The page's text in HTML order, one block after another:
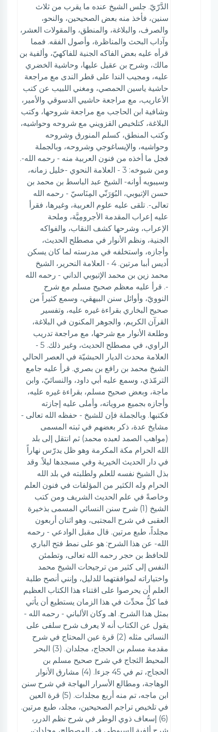
الدَّرّيّ. جلس الشيخ عنده ما يقرب من ثلاث
سنين، فأخذ منه بعض الصحيحين، والنحو،
والصرف، والبلاغة، والمنطق، والمقولات العشر،
وآداب البحث والمناظرة، وأصول الفقه. فمما
قرأه عليه بعض الفاكه الجنية للفاكهيّ، وألفية بن
مالك، وشرح بن عقيل عليها، وحاشية الخضري
عليه، ومجيب الندا على قطر الندى مع مراجعة
حاشية ياسين الحمصي، ومغني اللبيب عن كتب
الأعاريب، مع مراجعة حاشيي الدسوقي والأمير،
وشافية ابن الحاجب مع مراجعة شروحها، وكتب
البلاغة، كتلخيص القزويني مع شروحه وحواشيه،
وكتب المنطق، كسلم المنورق وشروحه
وحواشيه، والإيساغوجي وشروحه، وبالجملة
فجل ما أخذه من فنون العربية منه - رحمه الله-.
ومن شيوخه: 3 - العلامة النحوي -خليل زمانه،
وسيبويه أوانه- الشيخ عبد الباسط بن محمد بن
حسن الإتيوبي، البُوَرَنّي المِنَاسيّ - رحمه الله
تعالى-. تلقى عليه علوم العربية، وغيرها، فقرأ
عليه إعراب المقدمة الأجرومِيَّة، وملحة
الإعراب، وشرحها كشف النقاب، والفواكه
الجنية، ونظم الأنوار في مصطلح الحديث،
وأجازه، واستخلفه في مدرسته لما كان يسكن
أديس أببا مرتين. 4 - العلامة النحرير، الشيخ
محمد زين بن محمد الإتيوبي الداني - رحمه الله
-. قرأ عليه معظم صحيح مسلم مع شرح
النوويّ، وأوائل سنن البيهقي، وسمع كثيراً من
صحيح البخاري بقراءة غيره عليه، وتفسير
القرآن الكريم، والجوهر المكنون في البلاغة،
وطلعة الأنوار مع شرحها، مع مراجعة تدريب
الراوي، في مصطلح الحديث، وغير ذلك. 5 -
العلامة محدث الديار الحبشيّة في العصر الحالي
الشيخ محمد بن رافع بن بصري. قرأ عليه جامع
الترمّذي، وسمع عليه أبي داود، والنسائيّ، وابن
ماجة، وبعض صحيح مسلم، بقراءة غيره عليه،
وأجازه بجميع مروياته، وأملى عليه إجازته
فكتبها. وبالجملة فإن للشيخ - حفظه الله تعالى -
مشايخ عدة، ذكر بعضهم في ثبته المسمى
(مواهب الصمد لعبده محمد) ثم انتقل إلى بلد
الله الحرام مكة المكرمة وهو ظل يدرّس نهاراً
في دار الحديث الخيرية وفي مسجدها ليلاً. وقد
بذل الشيخ نفسه للعلم ولطلبته في بلد الله
الحرام وله الكثير من المؤلفات في فنون العلم
وخاصةً في علم الحديث الشريف ومن كتب
الشيخ (1) شرح سنن النسائي المسمى بذخيرة
العقبى في شرح المجتبى، وهو اثنان أربعون
مجلداً، طبع مرتين. قال مقبل الوادعي - رحمه
الله- عن هذا الشرح: هو على نمط فتح الباري
للحافظ بن حجر رحمه الله تعالى، وتطمئن
النفس إلى كثير من ترجيحات الشيخ محمد
واختياراته لموافقتهما للدليل، وإنني أنصح طلبة
العلم أن يحرصوا على اقتناء هذا الكتاب العظيم
فما كلُّ محدِّث في هذا الزمان يستطيع أن يأتي
بمثل هذا الشرح. اهـ وكان الألباني - رحمه الله -
يقول عن الكتاب أنه لا يعرف شرح سلفى على
النسائى مثله (2) قرة عين المحتاج في شرح
مقدمة مسلم بن الحجاج، مجلدان. (3) البحر
المحيط الثجاج في شرح صحيح مسلم بن
الحجاج، تم في 45 جزءا. (4) مشارق الأنوار
الوهاجة، ومطالع الأسرار البهاجة في شرح سنن
ابن ماجه، تم منه أربع مجلدات. (5) قرة العين
في تلخيص تراجم الصحيحين، مجلد، طبع مرتين.
(6) إسعاف ذوي الوطر في شرح نظم الدرر،